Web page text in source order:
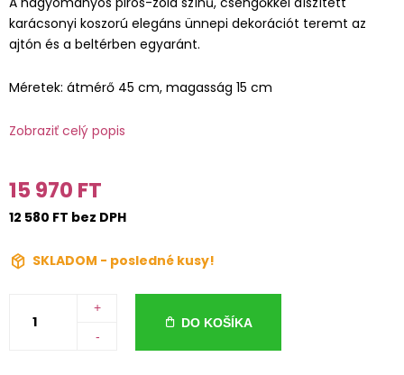
karácsonyi koszorú elegáns ünnepi dekorációt teremt az
ajtón és a beltérben egyaránt.
Méretek: átmérő 45 cm, magasság 15 cm
Zobraziť celý popis
15 970 FT
12 580 FT bez DPH
SKLADOM - posledné kusy!
+
-
DO KOŠÍKA